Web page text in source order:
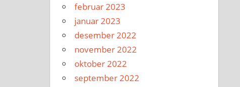
februar 2023
januar 2023
desember 2022
november 2022
oktober 2022
september 2022